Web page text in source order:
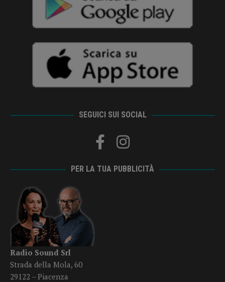
SEGUICI SUI SOCIAL
PER LA TUA PUBBLICITÀ
Radio Sound Srl
Strada della Mola, 60
29122 – Piacenza